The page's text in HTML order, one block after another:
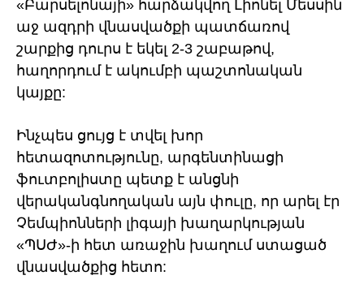
«Բարսելոնայի» հարձակվող Լիոնել Մեսսին
աջ ազդրի վնասվածքի պատճառով
շարքից դուրս է եկել 2-3 շաբաթով,
հաղորդում է ակումբի պաշտոնական
կայքը:
Ինչպես ցույց է տվել խոր
հետազոտությունը, արգենտինացի
ֆուտբոլիստը պետք է անցնի
վերականգնողական այն փուլը, որ արել էր
Չեմպիոնների լիգայի խաղարկության
«ՊՍԺ»-ի հետ առաջին խաղում ստացած
վնասվածքից հետո: